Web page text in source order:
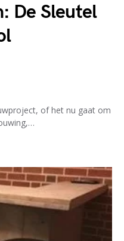
De Sleutel
of het nu gaat om